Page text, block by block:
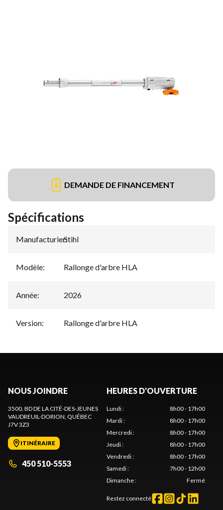
DEMANDE DE FINANCEMENT
Spécifications
Manufacturier:
Stihl
Modèle: Rallonge d'arbre HLA
Année: 2026
Version: Rallonge d'arbre HLA
NOUS JOINDRE
3500, BD DE LA CITÉ-DES-JEUNES
VAUDREUIL-DORION, QUÉBEC
J7V 3Z3
ITINÉRAIRE
450 510-5553
HEURES D'OUVERTURE
Lundi:
8h00 - 17h00
Mardi:
8h00 - 17h00
Mercredi:
8h00 - 17h00
Jeudi:
8h00 - 17h00
Vendredi:
8h00 - 17h00
Samedi:
7h00 - 12h00
Dimanche: Fermé
Restez connecté